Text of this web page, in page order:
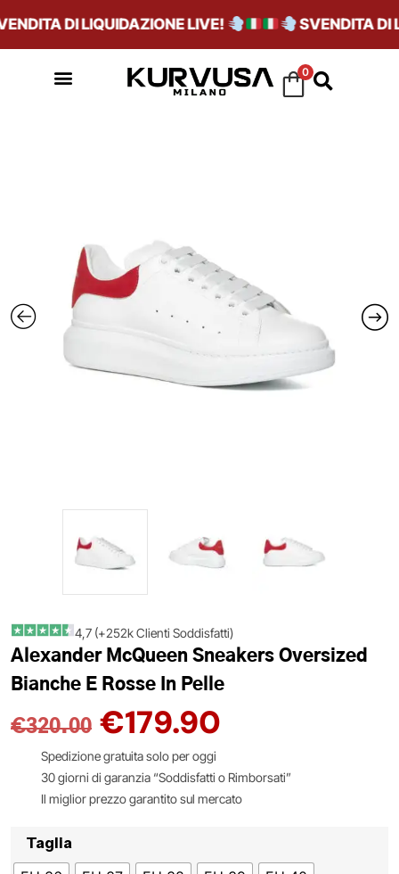
DI LIQUIDAZIONE LIVE! SVENDITA DI
0
4,7 (+252k Clienti Soddisfatti)
Alexander McQueen Sneakers Oversized
Bianche E Rosse In Pelle
€320.00 €179.90
Spedizione gratuita solo per oggi
30 giorni di garanzia “Soddisfatti o Rimborsati”
Il miglior prezzo garantito sul mercato
Taglia